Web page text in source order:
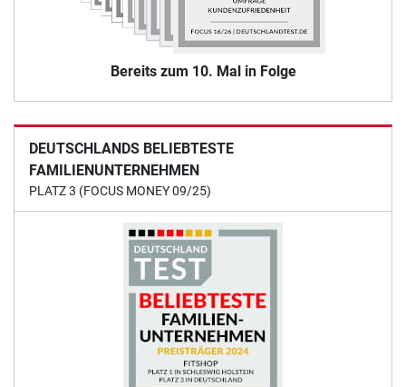
Bereits zum 10. Mal in Folge
DEUTSCHLANDS BELIEBTESTE
FAMILIENUNTERNEHMEN
PLATZ 3 (FOCUS MONEY 09/25)